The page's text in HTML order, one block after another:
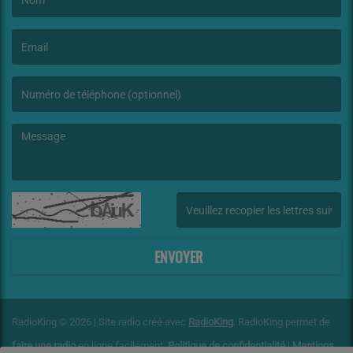
ENVOYER
RadioKing © 2026 | Site radio créé avec RadioKing. RadioKing permet de
faire une radioen ligne facilement.Politique de confidentialité|Mentions